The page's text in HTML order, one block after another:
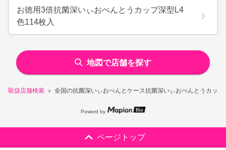
取扱店舗検索 全国の抗菌深いぃおべんとケース抗菌深いぃおべんとうカッ
お徳用3倍抗菌深いぃおべんとうカップ深型L4
色114枚入
地図で店舗を探す
Powerd by
ページトップ